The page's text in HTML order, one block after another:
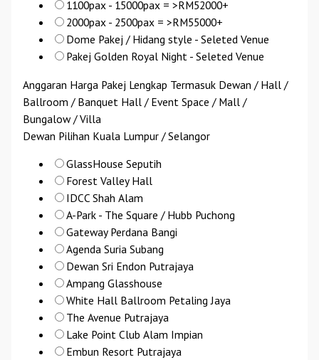
1100pax - 15000pax = >RM52000+
2000pax - 2500pax = >RM55000+
Dome Pakej / Hidang style - Seleted Venue
Pakej Golden Royal Night - Seleted Venue
Anggaran Harga Pakej Lengkap Termasuk Dewan / Hall /
Ballroom / Banquet Hall / Event Space / Mall /
Bungalow / Villa
Dewan Pilihan Kuala Lumpur / Selangor
GlassHouse Seputih
Forest Valley Hall
IDCC Shah Alam
A-Park - The Square / Hubb Puchong
Gateway Perdana Bangi
Agenda Suria Subang
Dewan Sri Endon Putrajaya
Ampang Glasshouse
White Hall Ballroom Petaling Jaya
The Avenue Putrajaya
Lake Point Club Alam Impian
Embun Resort Putrajaya